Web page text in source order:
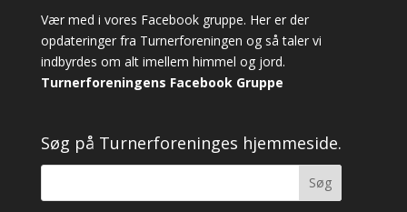
Vær med i vores Facebook gruppe. Her er der
opdateringer fra Turnerforeningen og så taler vi
indbyrdes om alt imellem himmel og jord.
Turnerforeningens Facebook Gruppe
Søg på Turnerforeninges hjemmeside.